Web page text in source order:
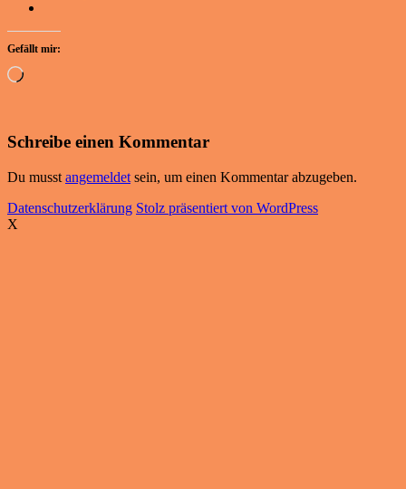
Gefällt mir:
Wird
Schreibe einen Kommentar
Du musst angemeldet sein, um einen Kommentar abzugeben.
Datenschutzerklärung Stolz präsentiert von WordPress
X